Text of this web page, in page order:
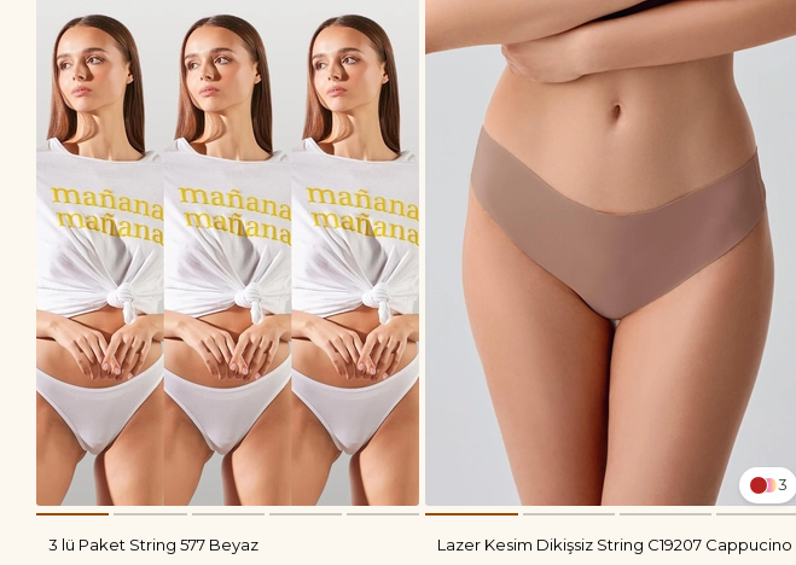
3 lü Paket String 577 Beyaz
3
Lazer Kesim Dikişsiz String C19207 Cappucino